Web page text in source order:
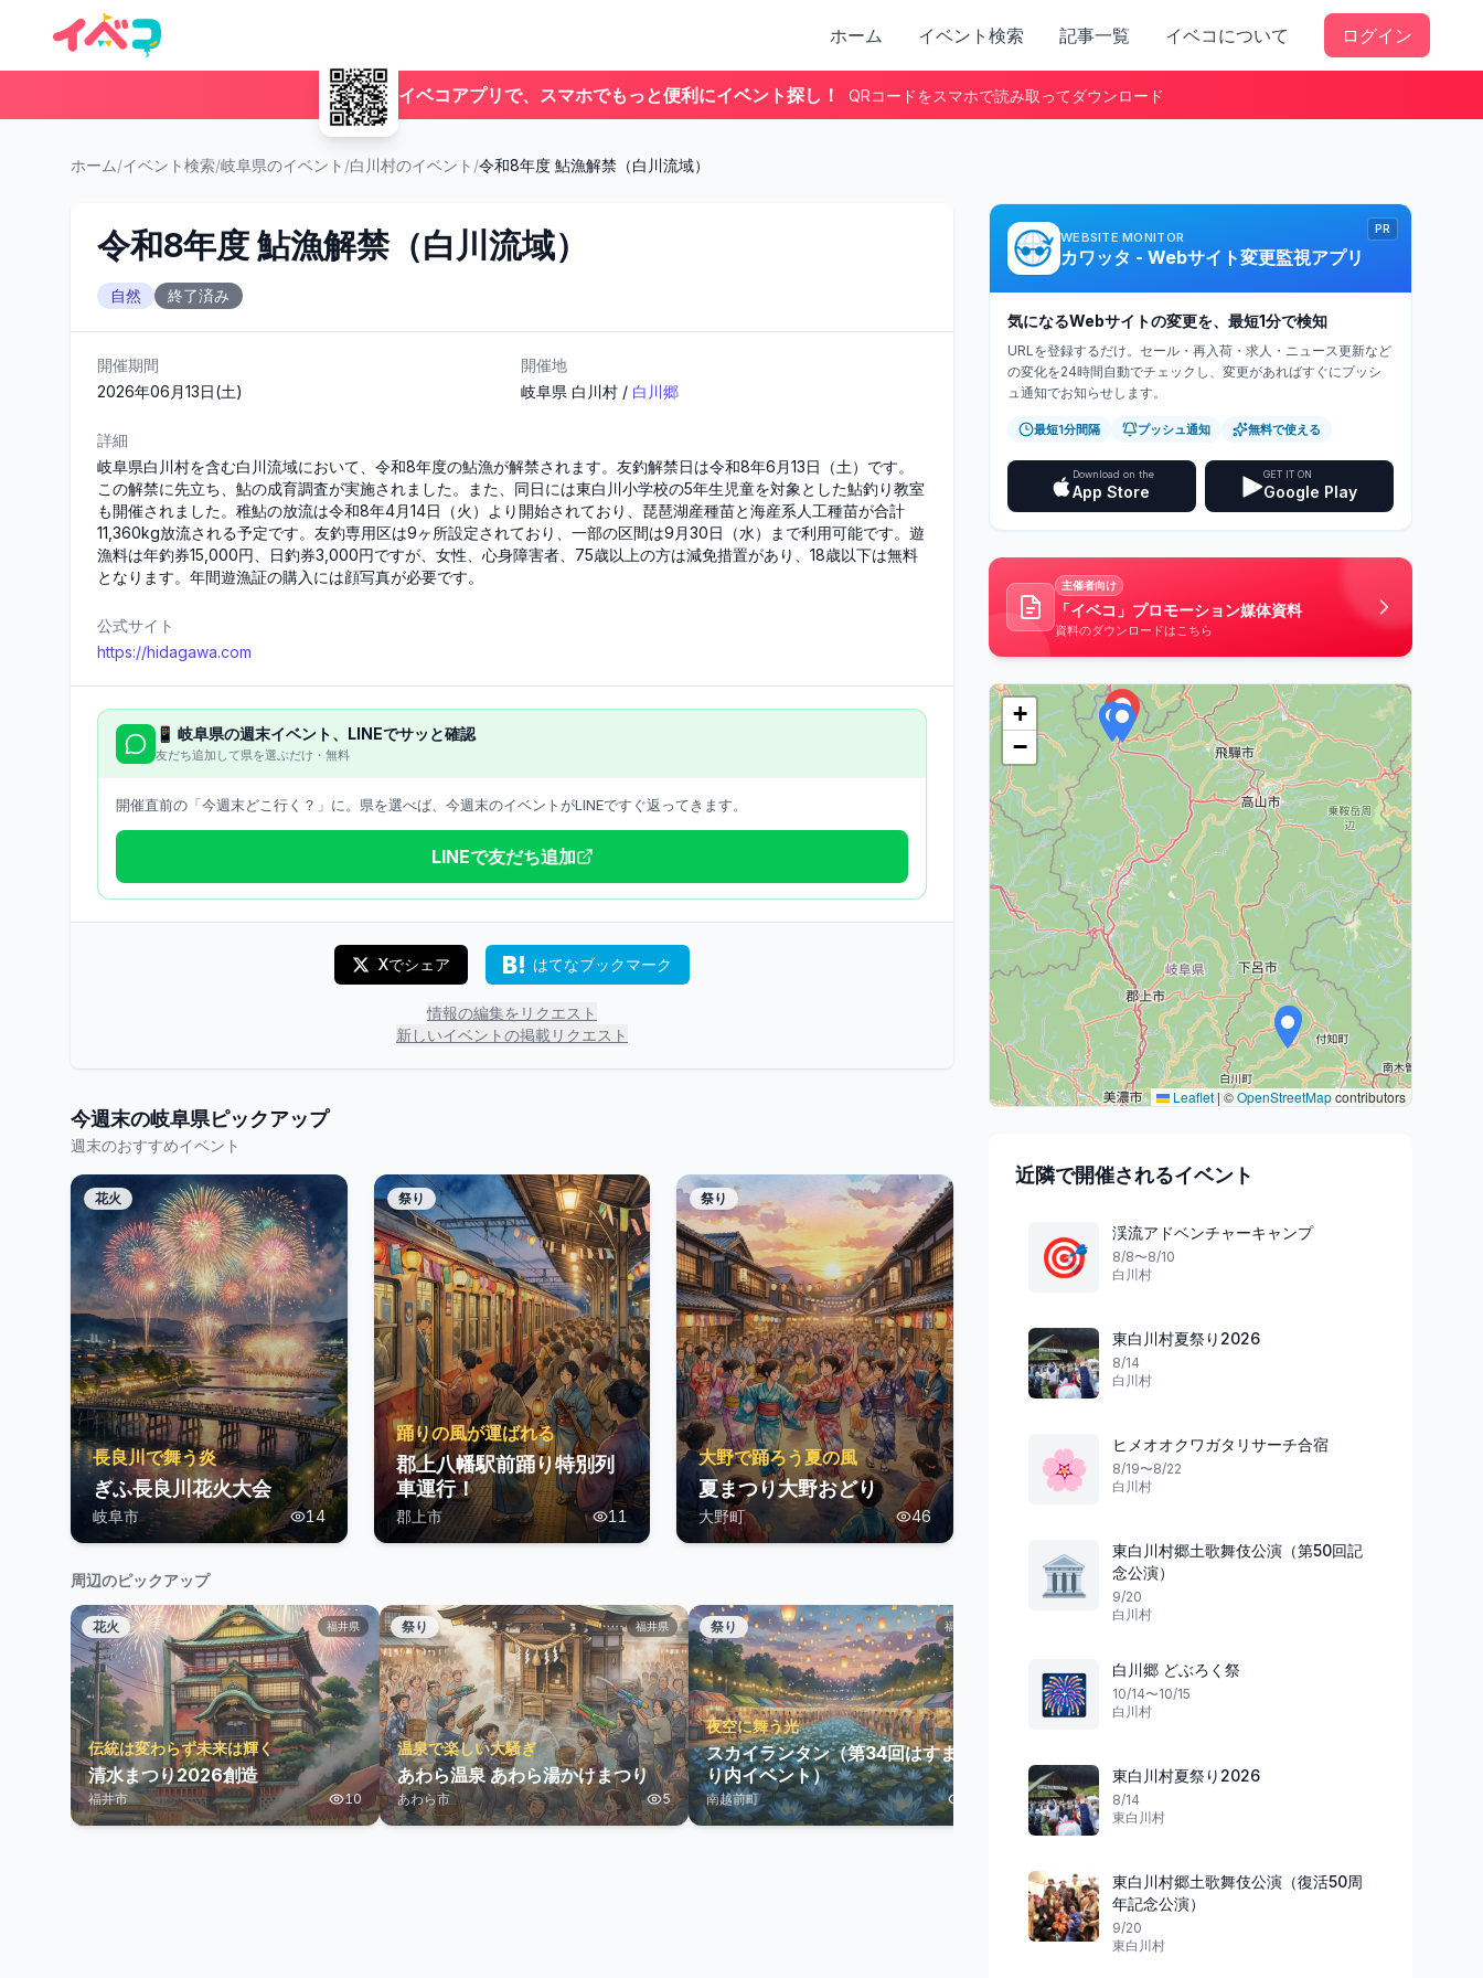
ホーム イベント検索 記事一覧 イベコについて ログイン
イベコアプリで、スマホでもっと便利にイベント探し！ QRコードをスマホで読み取ってダウンロード
ホーム/イベント検索/岐阜県のイベント /白川村のイベント /令和8年度 鮎漁解禁（白川流域）
令和8年度 鮎漁解禁（白川流域）
自然 終了済み
開催期間
2026年06月13日(土)
開催地
岐阜県 白川村 / 白川郷
詳細
岐阜県白川村を含む白川流域において、令和8年度の鮎漁が解禁されます。友釣解禁日は令和8年6月13日（土）です。
この解禁に先立ち、鮎の成育調査が実施されました。また、同日には東白川小学校の5年生児童を対象とした鮎釣り教室
も開催されました。稚鮎の放流は令和8年4月14日（火）より開始されており、琵琶湖産種苗と海産系人工種苗が合計
11,360kg放流される予定です。友釣専用区は9ヶ所設定されており、一部の区間は9月30日（水）まで利用可能です。遊
漁料は年釣券15,000円、日釣券3,000円ですが、女性、心身障害者、75歳以上の方は減免措置があり、18歳以下は無料
となります。年間遊漁証の購入には顔写真が必要です。
公式サイト
https://hidagawa.com
📱 岐阜県の週末イベント、LINEでサッと確認
友だち追加して県を選ぶだけ・無料
開催直前の「今週末どこ行く？」に。県を選べば、今週末のイベントがLINEですぐ返ってきます。
LINEで友だち追加
Xでシェア はてなブックマーク
情報の編集をリクエスト
新しいイベントの掲載リクエスト
今週末の岐阜県ピックアップ
週末のおすすめイベント
花火
長良川で舞う炎
ぎふ長良川花火大会
岐阜市 14
祭り
踊りの風が運ばれる
郡上八幡駅前踊り特別列
車運行！
郡上市 11
祭り
大野で踊ろう夏の風
夏まつり大野おどり
大野町 46
周辺のピックアップ
花火 福井県
伝統は変わらず未来は輝く
清水まつり2026創造
福井市 10
祭り 福井県
温泉で楽しい大騒ぎ
あわら温泉 あわら湯かけまつり
あわら市 5
祭り 福井県
夜空に舞う光
スカイランタン（第34回はすまつ
り内イベント）
南越前町
来舞（らいぶ）しもかわ2026
東栄町
PR
WEBSITE MONITOR
カワッタ - Webサイト変更監視アプリ
気になるWebサイトの変更を、最短1分で検知
URLを登録するだけ。セール・再入荷・求人・ニュース更新など
の変化を24時間自動でチェックし、変更があればすぐにプッシ
ュ通知でお知らせします。
最短1分間隔 プッシュ通知 無料で使える
Download on the
App Store
GET IT ON
Google Play
主催者向け
「イベコ」プロモーション媒体資料
資料のダウンロードはこちら
+
−
Leaflet|©OpenStreetMapcontributors
近隣で開催されるイベント
🎯
渓流アドベンチャーキャンプ
8/8〜8/10
白川村
東白川村夏祭り2026
8/14
白川村
🌸
ヒメオオクワガタリサーチ合宿
8/19〜8/22
白川村
🏛️
東白川村郷土歌舞伎公演（第50回記
念公演）
9/20
白川村
🎆
白川郷 どぶろく祭
10/14〜10/15
白川村
東白川村夏祭り2026
8/14
東白川村
東白川村郷土歌舞伎公演（復活50周
年記念公演）
9/20
東白川村